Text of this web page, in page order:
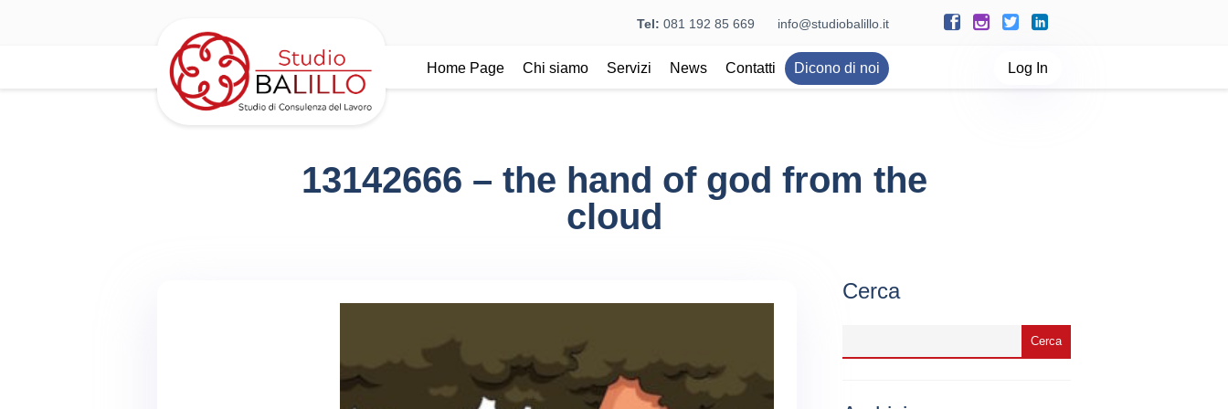
Tel: 081 192 85 669 info@studiobalillo.it
Home Page Chi siamo Servizi News Contatti Dicono di noi Log In
13142666 – the hand of god from the
cloud
Cerca